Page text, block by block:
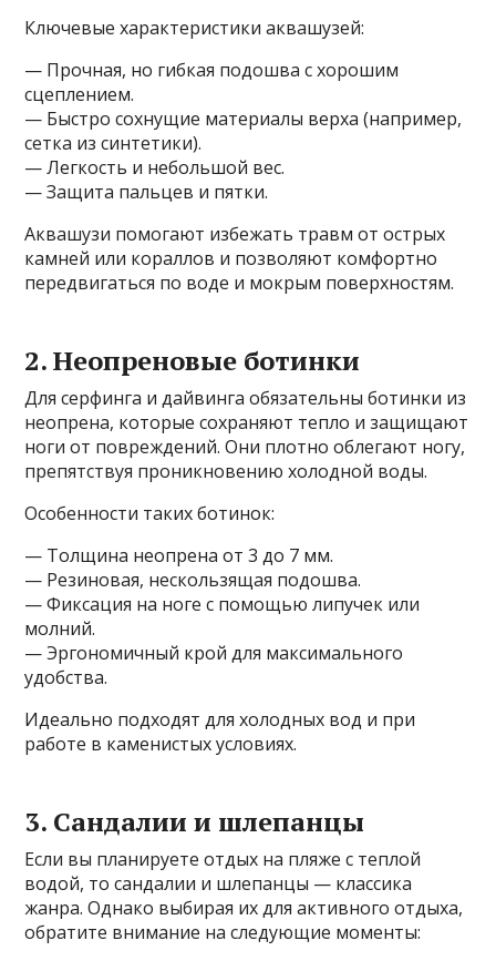
Ключевые характеристики аквашузей:
— Прочная, но гибкая подошва с хорошим
сцеплением.
— Быстро сохнущие материалы верха (например,
сетка из синтетики).
— Легкость и небольшой вес.
— Защита пальцев и пятки.
Аквашузи помогают избежать травм от острых
камней или кораллов и позволяют комфортно
передвигаться по воде и мокрым поверхностям.
2. Неопреновые ботинки
Для серфинга и дайвинга обязательны ботинки из
неопрена, которые сохраняют тепло и защищают
ноги от повреждений. Они плотно облегают ногу,
препятствуя проникновению холодной воды.
Особенности таких ботинок:
— Толщина неопрена от 3 до 7 мм.
— Резиновая, нескользящая подошва.
— Фиксация на ноге с помощью липучек или
молний.
— Эргономичный крой для максимального
удобства.
Идеально подходят для холодных вод и при
работе в каменистых условиях.
3. Сандалии и шлепанцы
Если вы планируете отдых на пляже с теплой
водой, то сандалии и шлепанцы — классика
жанра. Однако выбирая их для активного отдыха,
обратите внимание на следующие моменты: